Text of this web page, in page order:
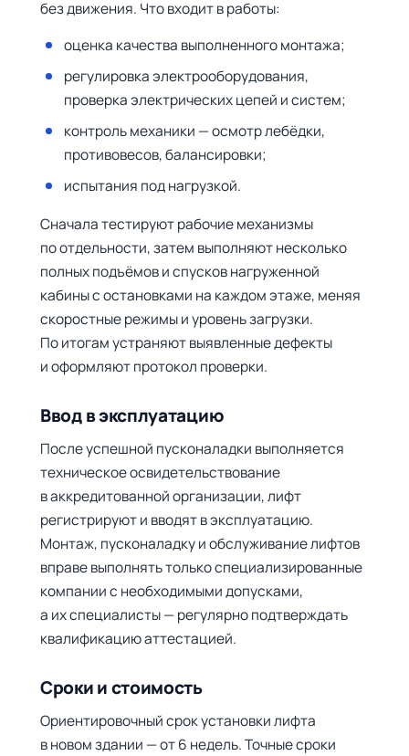
без движения. Что входит в работы:
оценка качества выполненного монтажа;
регулировка электрооборудования,
проверка электрических цепей и систем;
контроль механики — осмотр лебёдки,
противовесов, балансировки;
испытания под нагрузкой.
Сначала тестируют рабочие механизмы
по отдельности, затем выполняют несколько
полных подъёмов и спусков нагруженной
кабины с остановками на каждом этаже, меняя
скоростные режимы и уровень загрузки.
По итогам устраняют выявленные дефекты
и оформляют протокол проверки.
Ввод в эксплуатацию
После успешной пусконаладки выполняется
техническое освидетельствование
в аккредитованной организации, лифт
регистрируют и вводят в эксплуатацию.
Монтаж, пусконаладку и обслуживание лифтов
вправе выполнять только специализированные
компании с необходимыми допусками,
а их специалисты — регулярно подтверждать
квалификацию аттестацией.
Сроки и стоимость
Ориентировочный срок установки лифта
в новом здании — от 6 недель. Точные сроки